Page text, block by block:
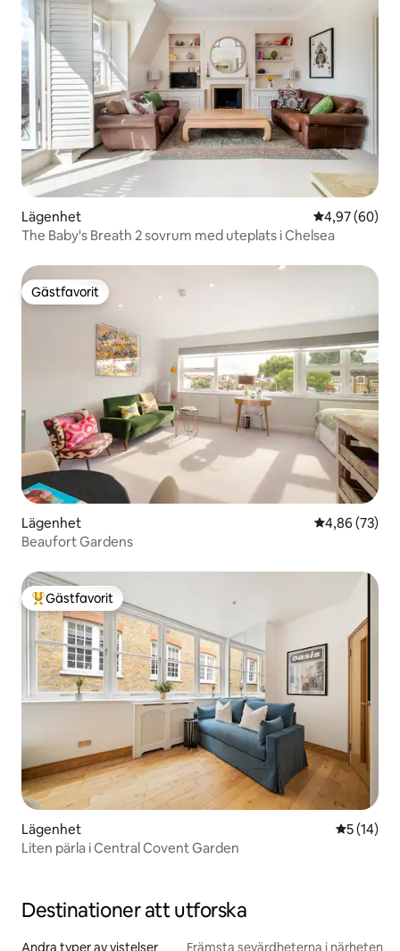
Lägenhet 4,97 av 5 i
4,97 (60)
The Baby's Breath 2 sovrum med uteplats i Chelsea
Gästfavorit
Gästfavorit
Lägenhet 4,86 av 5 i
4,86 (73)
Beaufort Gardens
Populär gästfavorit
Gästfavorit
Lägenhet 5 av 5 i
5 (14)
Liten pärla i Central Covent Garden
Destinationer att utforska
Andra typer av vistelser Främsta sevärdheterna i närheten